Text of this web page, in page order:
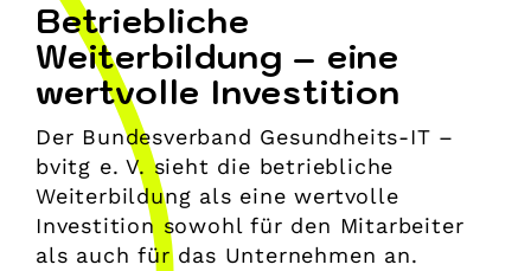
Betriebliche
Weiterbildung – eine
wertvolle Investition
Der Bundesverband Gesundheits-IT –
bvitg e. V. sieht die betriebliche
Weiterbildung als eine wertvolle
Investition sowohl für den Mitarbeiter
als auch für das Unternehmen an.